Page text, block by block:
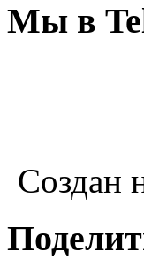
Мы в
Создан